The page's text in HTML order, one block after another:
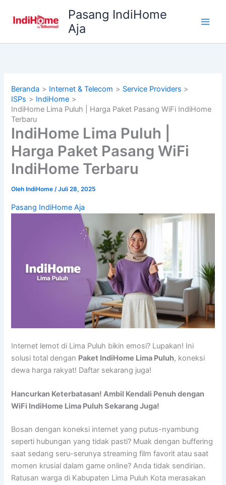
Pasang IndiHome
Aja
Beranda Internet & Telecom
Service Providers
ISPs
IndiHome
IndiHome Lima Puluh | Harga Paket Pasang WiFi IndiHome
Terbaru
IndiHome Lima Puluh |
Harga Paket Pasang WiFi
IndiHome Terbaru
Oleh IndiHome/Juli 28, 2025
Pasang IndiHome Aja
Internet lemot di Lima Puluh bikin emosi? Lupakan! Ini
solusi total dengan Paket IndiHome Lima Puluh, koneksi
dewa harga rakyat! Daftar sekarang juga!
Hancurkan Keterbatasan! Ambil Kendali Penuh dengan
WiFi IndiHome Lima Puluh Sekarang Juga!
Bosan dengan koneksi internet yang putus-nyambung
seperti hubungan yang tidak pasti? Muak dengan buffering
saat sedang seru-serunya streaming film favorit atau saat
momen krusial dalam game online? Anda tidak sendirian.
Ratusan warga di Kabupaten Lima Puluh Kota merasakan